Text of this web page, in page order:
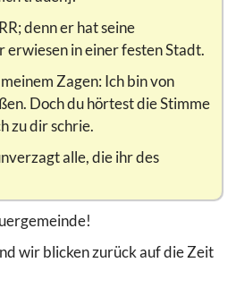
denn er hat seine
in einer festen Stadt.
Zagen: Ich bin von
Doch du hörtest die Stimme
zu dir schrie.
alle, die ihr des
wir blicken zurück auf die Zeit